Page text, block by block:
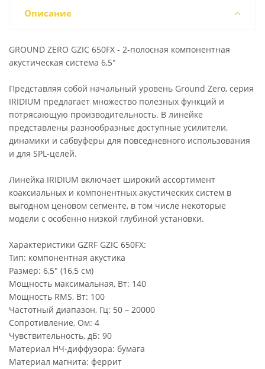
Описание
GROUND ZERO GZIC 650FX - 2-полосная компонентная
акустическая система 6,5"
Представляя собой начальный уровень Ground Zero, серия
IRIDIUM предлагает множество полезных функций и
потрясающую производительность. В линейке
представлены разнообразные доступные усилители,
динамики и сабвуферы для повседневного использования
и для SPL-целей.
Линейка IRIDIUM включает широкий ассортимент
коаксиальных и компонентных акустических систем в
выгодном ценовом сегменте, в том числе некоторые
модели с особенно низкой глубиной установки.
Характеристики GZRF GZIC 650FX:
Тип: компонентная акустика
Размер: 6,5" (16,5 см)
Мощность максимальная, Вт: 140
Мощность RMS, Вт: 100
Частотный диапазон, Гц: 50 – 20000
Сопротивление, Ом: 4
Чувствительность, дБ: 90
Материал НЧ-диффузора: бумага
Материал магнита: феррит